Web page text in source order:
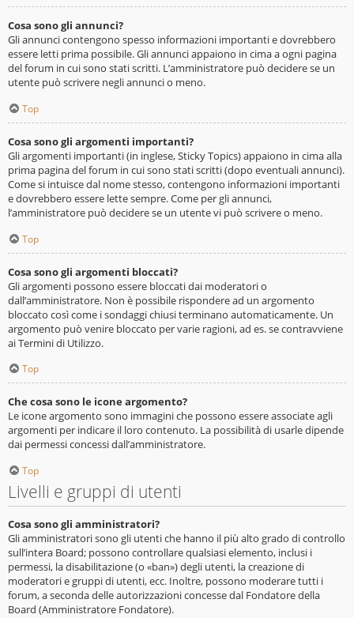
Cosa sono gli annunci?
Gli annunci contengono spesso informazioni importanti e dovrebbero
essere letti prima possibile. Gli annunci appaiono in cima a ogni pagina
del forum in cui sono stati scritti. L’amministratore può decidere se un
utente può scrivere negli annunci o meno.
Top
Cosa sono gli argomenti importanti?
Gli argomenti importanti (in inglese, Sticky Topics) appaiono in cima alla
prima pagina del forum in cui sono stati scritti (dopo eventuali annunci).
Come si intuisce dal nome stesso, contengono informazioni importanti
e dovrebbero essere lette sempre. Come per gli annunci,
l’amministratore può decidere se un utente vi può scrivere o meno.
Top
Cosa sono gli argomenti bloccati?
Gli argomenti possono essere bloccati dai moderatori o
dall’amministratore. Non è possibile rispondere ad un argomento
bloccato così come i sondaggi chiusi terminano automaticamente. Un
argomento può venire bloccato per varie ragioni, ad es. se contravviene
ai Termini di Utilizzo.
Top
Che cosa sono le icone argomento?
Le icone argomento sono immagini che possono essere associate agli
argomenti per indicare il loro contenuto. La possibilità di usarle dipende
dai permessi concessi dall’amministratore.
Top
Livelli e gruppi di utenti
Cosa sono gli amministratori?
Gli amministratori sono gli utenti che hanno il più alto grado di controllo
sull’intera Board; possono controllare qualsiasi elemento, inclusi i
permessi, la disabilitazione (o «ban») degli utenti, la creazione di
moderatori e gruppi di utenti, ecc. Inoltre, possono moderare tutti i
forum, a seconda delle autorizzazioni concesse dal Fondatore della
Board (Amministratore Fondatore).